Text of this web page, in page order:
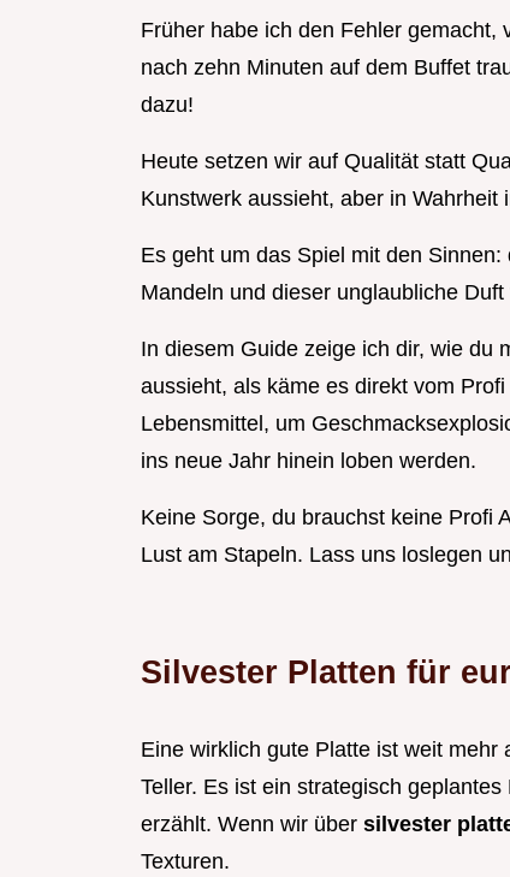
Früher habe ich den Fehler gemacht,
nach zehn Minuten auf dem Buffet
dazu!
Heute setzen wir auf Qualität statt
Kunstwerk aussieht, aber in
Es geht um das Spiel mit den
Mandeln und dieser unglaubliche
In diesem Guide zeige ich dir, wie du
aussieht, als käme es direkt vom
Lebensmittel, um
ins neue Jahr hinein loben werden.
Keine Sorge, du brauchst keine Profi
Lust am Stapeln. Lass uns loslegen
Silvester Platten für
Eine wirklich gute Platte ist weit mehr
Teller. Es ist ein strategisch
erzählt. Wenn wir über silvester
Texturen.